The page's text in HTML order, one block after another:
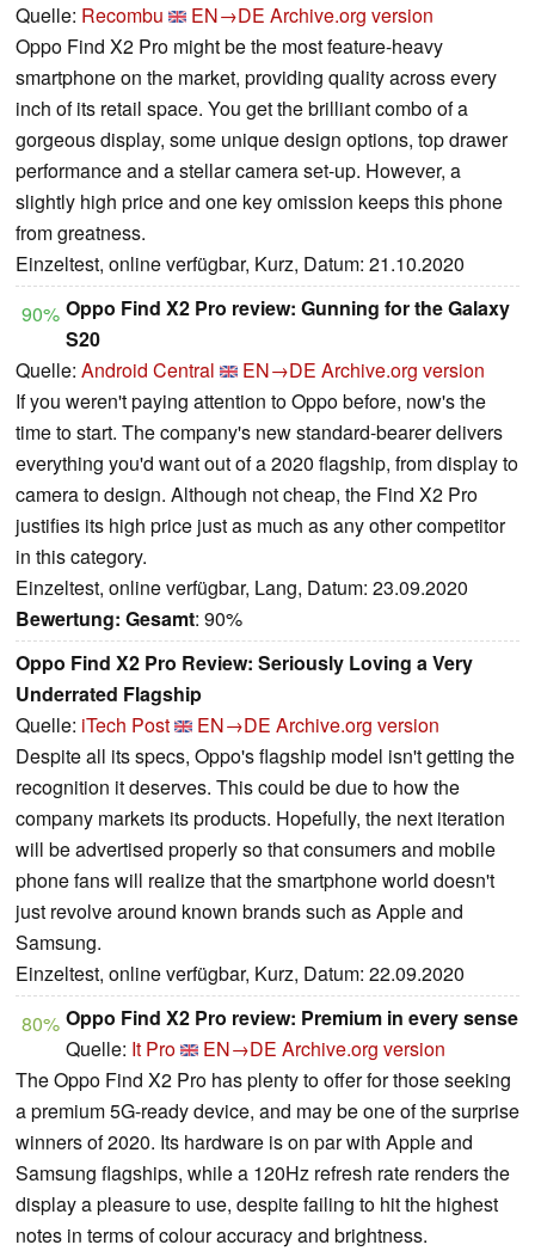
Quelle: Recombu EN→DE Archive.org version
Oppo Find X2 Pro might be the most feature-heavy
smartphone on the market, providing quality across every
inch of its retail space. You get the brilliant combo of a
gorgeous display, some unique design options, top drawer
performance and a stellar camera set-up. However, a
slightly high price and one key omission keeps this phone
from greatness.
Einzeltest, online verfügbar, Kurz, Datum: 21.10.2020
90% Oppo Find X2 Pro review: Gunning for the Galaxy
S20
Quelle: Android Central EN→DE Archive.org version
If you weren't paying attention to Oppo before, now's the
time to start. The company's new standard-bearer delivers
everything you'd want out of a 2020 flagship, from display to
camera to design. Although not cheap, the Find X2 Pro
justifies its high price just as much as any other competitor
in this category.
Einzeltest, online verfügbar, Lang, Datum: 23.09.2020
Bewertung: Gesamt: 90%
Oppo Find X2 Pro Review: Seriously Loving a Very
Underrated Flagship
Quelle: iTech Post EN→DE Archive.org version
Despite all its specs, Oppo's flagship model isn't getting the
recognition it deserves. This could be due to how the
company markets its products. Hopefully, the next iteration
will be advertised properly so that consumers and mobile
phone fans will realize that the smartphone world doesn't
just revolve around known brands such as Apple and
Samsung.
Einzeltest, online verfügbar, Kurz, Datum: 22.09.2020
80% Oppo Find X2 Pro review: Premium in every sense
Quelle: It Pro EN→DE Archive.org version
The Oppo Find X2 Pro has plenty to offer for those seeking
a premium 5G-ready device, and may be one of the surprise
winners of 2020. Its hardware is on par with Apple and
Samsung flagships, while a 120Hz refresh rate renders the
display a pleasure to use, despite failing to hit the highest
notes in terms of colour accuracy and brightness.